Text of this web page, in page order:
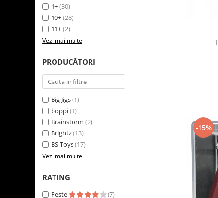
LEGO Creator Expert
LEGO Architecture
1+(30)
10+(28)
11+(2)
Vezi mai multe
PRODUCĂTORI
Big Jigs(1)
boppi(1)
Brainstorm (2)
Brightz(13)
BS Toys(17)
Vezi mai multe
RATING
Peste
(7)
-15%